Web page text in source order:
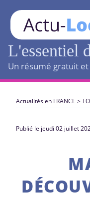
L'essentiel
Un résumé gratuit
Actualités en FRANCE >
Publié le jeudi 02 juillet